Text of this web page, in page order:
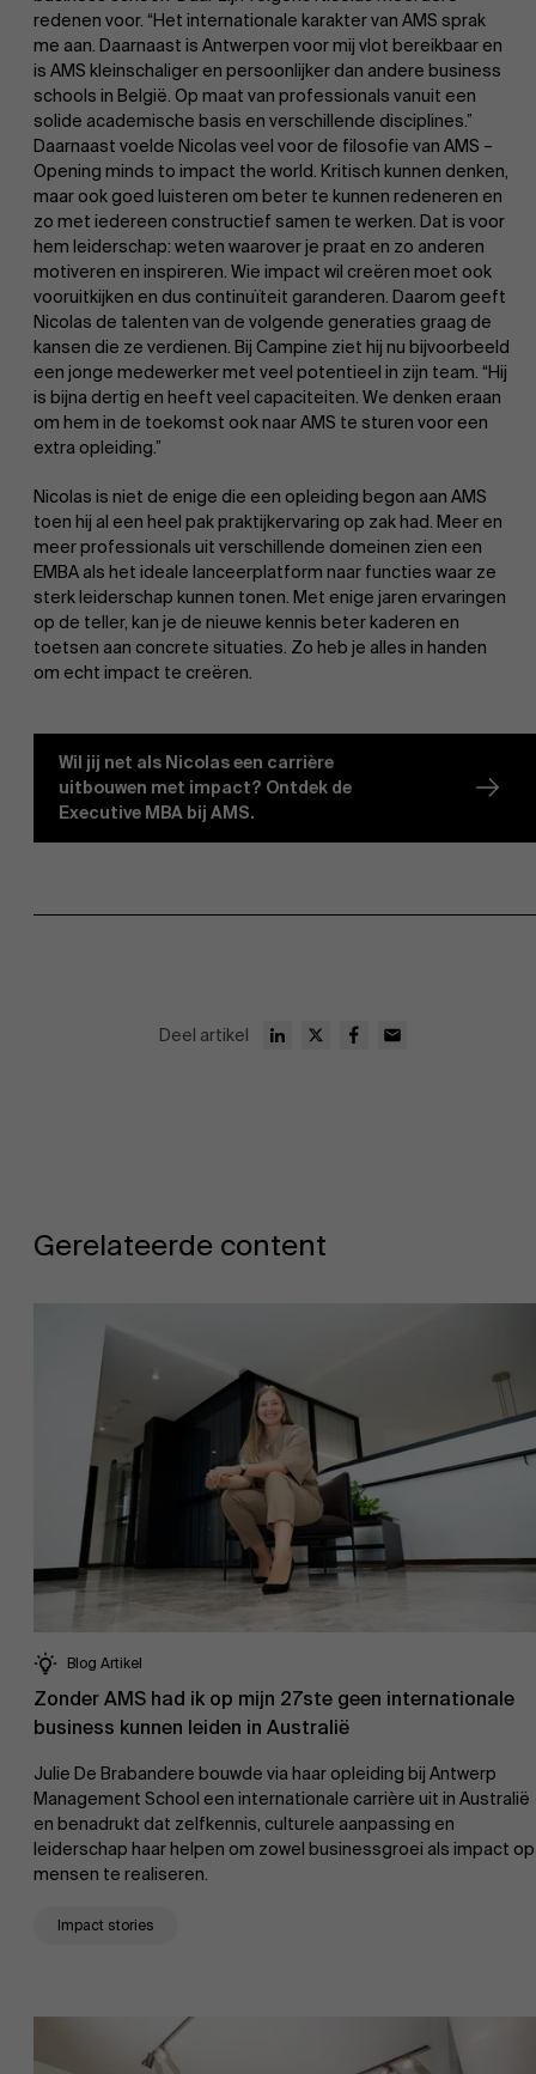
Ontdek onze faculty
Over Antwerp Management School
Duurzaamheid op AMS
Werken bij AMS
redenen voor. “Het internationale karakter van AMS sprak
me aan. Daarnaast is Antwerpen voor mij vlot bereikbaar en
is AMS kleinschaliger en persoonlijker dan andere business
schools in België. Op maat van professionals vanuit een
solide academische basis en verschillende disciplines.”
Daarnaast voelde Nicolas veel voor de filosofie van AMS –
Opening minds to impact the world. Kritisch kunnen denken,
maar ook goed luisteren om beter te kunnen redeneren en
zo met iedereen constructief samen te werken. Dat is voor
hem leiderschap: weten waarover je praat en zo anderen
motiveren en inspireren. Wie impact wil creëren moet ook
vooruitkijken en dus continuïteit garanderen. Daarom geeft
Nicolas de talenten van de volgende generaties graag de
kansen die ze verdienen. Bij Campine ziet hij nu bijvoorbeeld
een jonge medewerker met veel potentieel in zijn team. “Hij
is bijna dertig en heeft veel capaciteiten. We denken eraan
om hem in de toekomst ook naar AMS te sturen voor een
extra opleiding.”
Nicolas is niet de enige die een opleiding begon aan AMS
toen hij al een heel pak praktijkervaring op zak had. Meer en
meer professionals uit verschillende domeinen zien een
EMBA als het ideale lanceerplatform naar functies waar ze
sterk leiderschap kunnen tonen. Met enige jaren ervaringen
op de teller, kan je de nieuwe kennis beter kaderen en
toetsen aan concrete situaties. Zo heb je alles in handen
om echt impact te creëren.
Wil jij net als Nicolas een carrière
uitbouwen met impact? Ontdek de
Executive MBA bij AMS.
Deel artikel
Gerelateerde content
Blog Artikel
Zonder AMS had ik op mijn 27ste geen internationale
business kunnen leiden in Australië
Julie De Brabandere bouwde via haar opleiding bij Antwerp
Management School een internationale carrière uit in Australië
en benadrukt dat zelfkennis, culturele aanpassing en
leiderschap haar helpen om zowel businessgroei als impact op
mensen te realiseren.
Impact stories